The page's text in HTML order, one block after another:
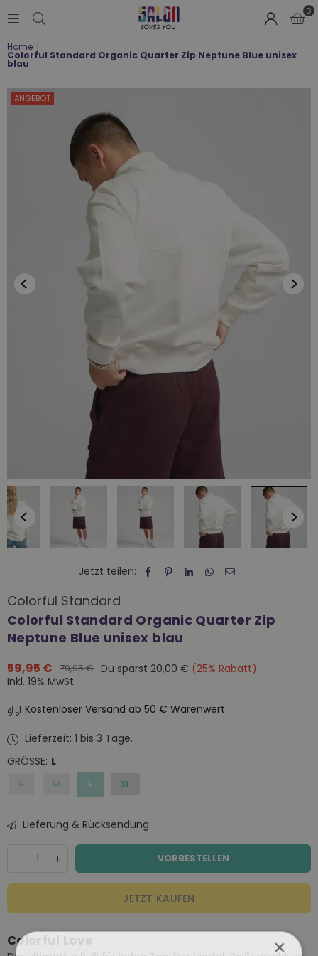
LOVES
0
Home |
Colorful Standard Organic Quarter Zip Neptune Blue unisex
blau
ANGEBOT
Jetzt teilen:
Colorful Standard
Colorful Standard Organic Quarter Zip
Neptune Blue unisex blau
Normaler
Preis
59,95 € 79,95 € Du sparst 20,00 € (25% Rabatt)
Inkl. 19% MwSt.
Kostenloser Versand ab 50 € Warenwert
Lieferzeit: 1 bis 3 Tage.
GRÖSSE: L
S M L XL
Lieferung & Rücksendung
Decrease
for
Organic
Quarter
Zip
Increase
quantity
for
Organic
Quarter
VORBESTELLEN
JETZT KAUFEN
Colorful Love ×